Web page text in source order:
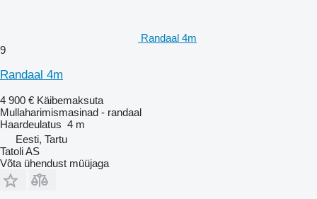
Randaal 4m
9
Randaal 4m
4 900 € Käibemaksuta
Mullaharimismasinad - randaal
Haardeulatus 4 m
Eesti, Tartu
Tatoli AS
Võta ühendust müüjaga